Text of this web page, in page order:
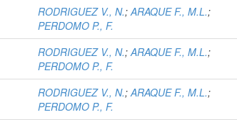
RODRIGUEZ V., N.;ARAQUE F., M.L.;
PERDOMO P., F.
RODRIGUEZ V., N.;ARAQUE F., M.L.;
PERDOMO P., F.
RODRIGUEZ V., N.;ARAQUE F., M.L.;
PERDOMO P., F.